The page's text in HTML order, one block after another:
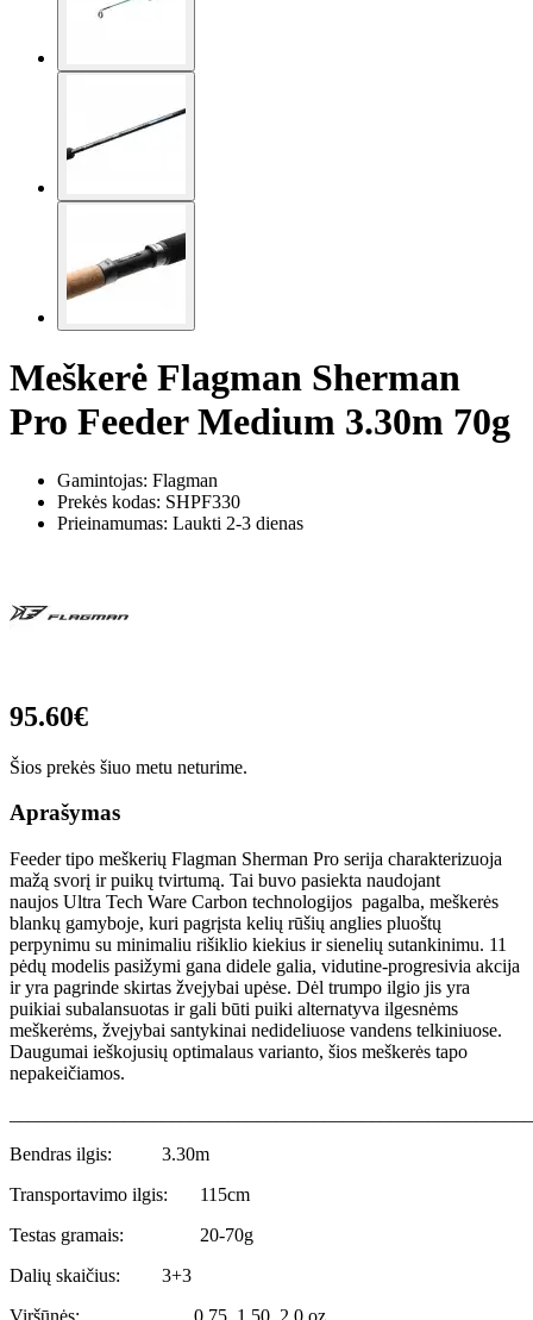
Meškerė Flagman Sherman
Pro Feeder Medium 3.30m 70g
Gamintojas: Flagman
Prekės kodas: SHPF330
Prieinamumas: Laukti 2-3 dienas
95.60€
Šios prekės šiuo metu neturime.
Aprašymas
Feeder tipo meškerių Flagman Sherman Pro serija charakterizuoja
mažą svorį ir puikų tvirtumą. Tai buvo pasiekta naudojant
naujos Ultra Tech Ware Carbon technologijos pagalba, meškerės
blankų gamyboje, kuri pagrįsta kelių rūšių anglies pluoštų
perpynimu su minimaliu rišiklio kiekius ir sienelių sutankinimu. 11
pėdų modelis pasižymi gana didele galia, vidutine-progresivia akcija
ir yra pagrinde skirtas žvejybai upėse. Dėl trumpo ilgio jis yra
puikiai subalansuotas ir gali būti puiki alternatyva ilgesnėms
meškerėms, žvejybai santykinai nedideliuose vandens telkiniuose.
Daugumai ieškojusių optimalaus varianto, šios meškerės tapo
nepakeičiamos.
Bendras ilgis:
3.30m
Transportavimo ilgis:
115cm
Testas gramais:
20-70g
Dalių skaičius:
3+3